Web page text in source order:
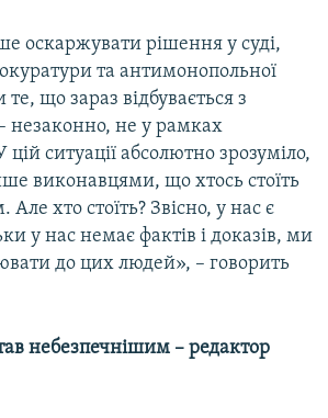
оскаржувати рішення у суді,
та антимонопольної
що зараз відбувається з
незаконно, не у рамках
ситуації абсолютно зрозуміло,
виконавцями, що хтось стоїть
хто стоїть? Звісно, у нас є
у нас немає фактів і доказів, ми
до цих людей», – говорить
небезпечнішим – редактор